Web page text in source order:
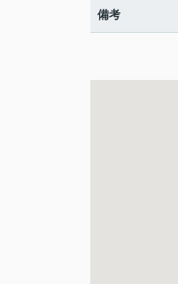
備考